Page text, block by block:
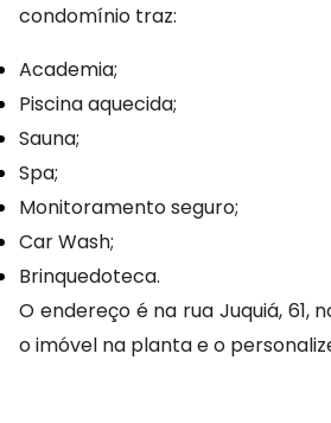
condomínio traz:
Academia;
Piscina aquecida;
Sauna;
Spa;
Monitoramento seguro;
Car Wash;
Brinquedoteca.
O endereço é na rua Juquiá, 61,
o imóvel na planta e o